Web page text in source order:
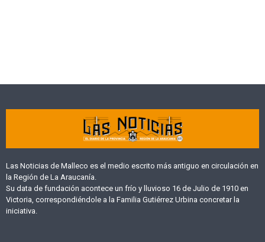
Las Noticias de Malleco es el medio escrito más antiguo en circulación en
la Región de La Araucanía.
Su data de fundación acontece un frío y lluvioso 16 de Julio de 1910 en
Victoria, correspondiéndole a la Familia Gutiérrez Urbina concretar la
iniciativa.